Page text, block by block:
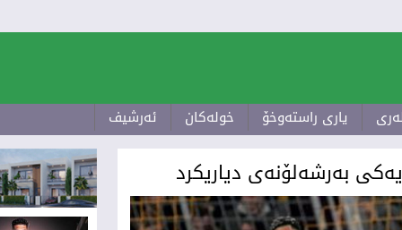
یاری راستەوخۆ ‌خولەکان ئەرشیف
بەرشەلۆنەی دیاریکرد